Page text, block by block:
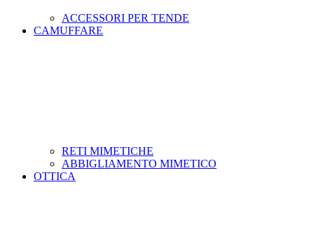
ACCESSORI PER TENDE
CAMUFFARE
RETI MIMETICHE
ABBIGLIAMENTO MIMETICO
OTTICA